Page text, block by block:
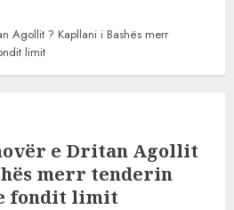
Agollit ? Kapllani i Bashës merr
limit
e Dritan Agollit
merr tenderin
fondit limit